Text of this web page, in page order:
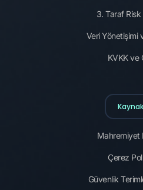
3. Taraf
Veri Yönetişimi
KVKK ve
Mahremiyet
Çerez
Güvenlik